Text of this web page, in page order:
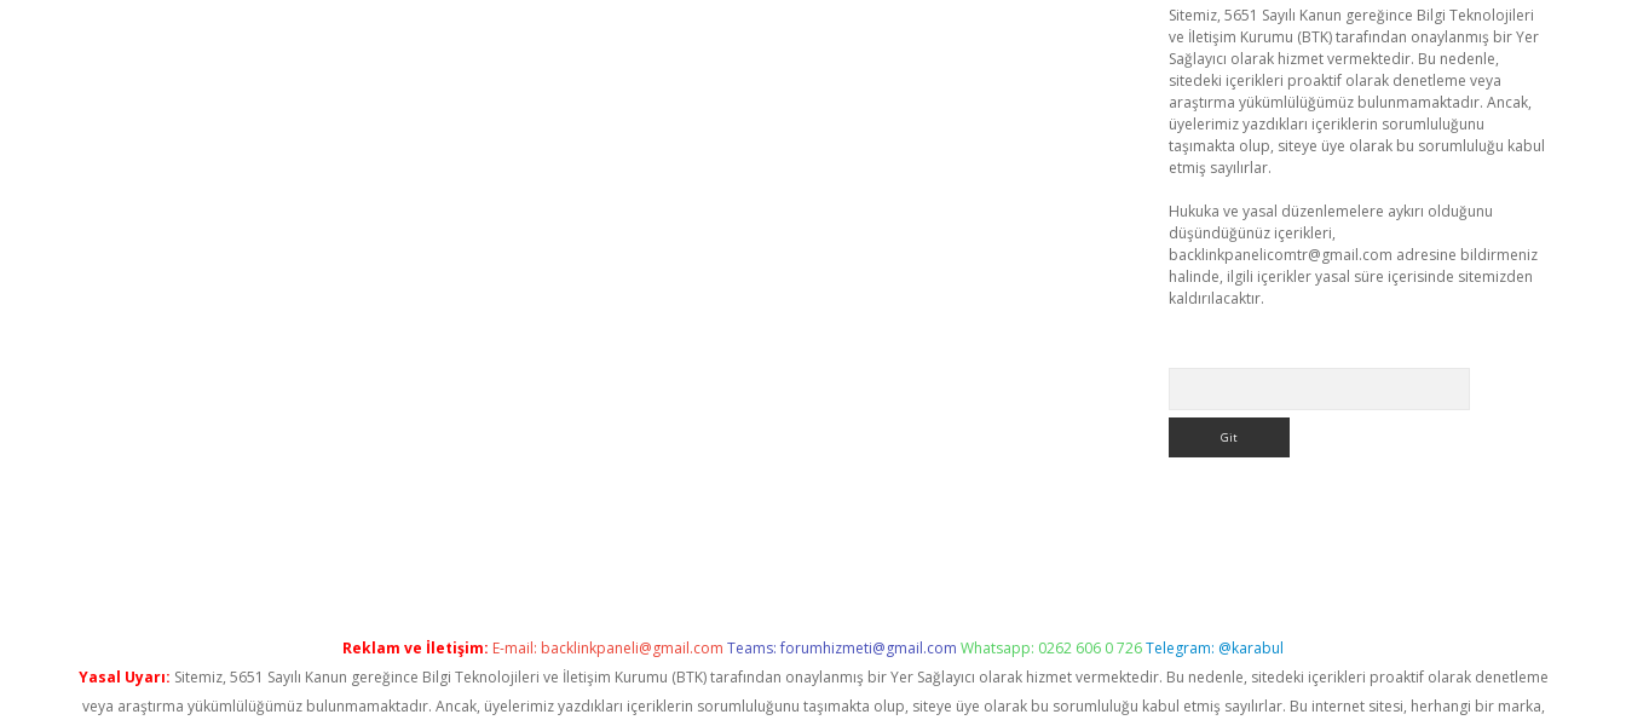
Sitemiz, 5651 Sayılı Kanun gereğince Bilgi Teknolojileri
ve İletişim Kurumu (BTK) tarafından onaylanmış bir Yer
Sağlayıcı olarak hizmet vermektedir. Bu nedenle,
sitedeki içerikleri proaktif olarak denetleme veya
araştırma yükümlülüğümüz bulunmamaktadır. Ancak,
üyelerimiz yazdıkları içeriklerin sorumluluğunu
taşımakta olup, siteye üye olarak bu sorumluluğu kabul
etmiş sayılırlar.
Hukuka ve yasal düzenlemelere aykırı olduğunu
düşündüğünüz içerikleri,
backlinkpanelicomtr@gmail.com adresine bildirmeniz
halinde, ilgili içerikler yasal süre içerisinde sitemizden
kaldırılacaktır.
Reklam ve İletişim: E-mail: backlinkpaneli@gmail.com Teams:forumhizmeti@gmail.com Whatsapp: 0262 606 0 726Telegram: @karabul
Yasal Uyarı: Sitemiz, 5651 Sayılı Kanun gereğince Bilgi Teknolojileri ve İletişim Kurumu (BTK) tarafından onaylanmış bir Yer Sağlayıcı olarak hizmet vermektedir. Bu nedenle, sitedeki içerikleri proaktif olarak denetleme
veya araştırma yükümlülüğümüz bulunmamaktadır. Ancak, üyelerimiz yazdıkları içeriklerin sorumluluğunu taşımakta olup, siteye üye olarak bu sorumluluğu kabul etmiş sayılırlar. Bu internet sitesi, herhangi bir marka,